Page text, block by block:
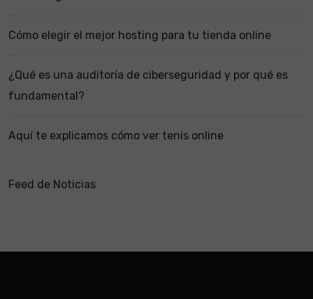
Cómo elegir el mejor hosting para tu tienda online
¿Qué es una auditoría de ciberseguridad y por qué es
fundamental?
Aquí te explicamos cómo ver tenis online
Feed de Noticias